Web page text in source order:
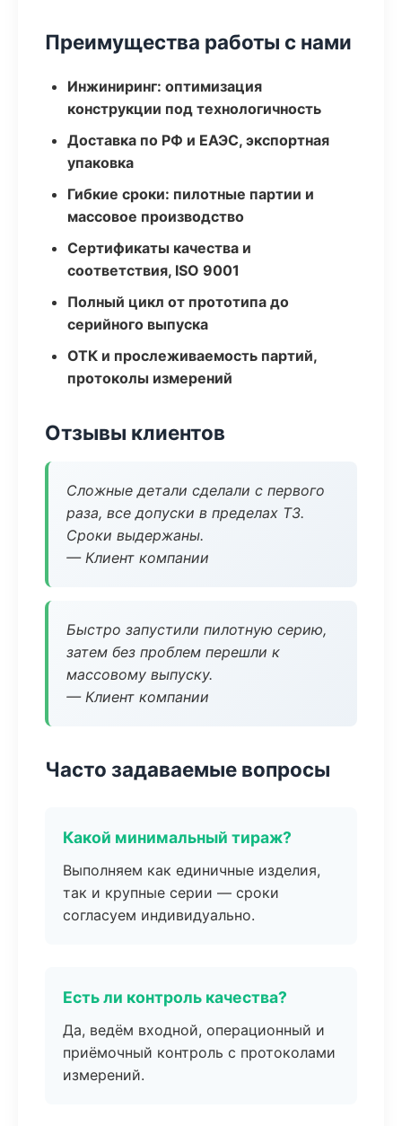
Преимущества работы с нами
Инжиниринг: оптимизация
конструкции под технологичность
Доставка по РФ и ЕАЭС, экспортная
упаковка
Гибкие сроки: пилотные партии и
массовое производство
Сертификаты качества и
соответствия, ISO 9001
Полный цикл от прототипа до
серийного выпуска
ОТК и прослеживаемость партий,
протоколы измерений
Отзывы клиентов
Сложные детали сделали с первого
раза, все допуски в пределах ТЗ.
Сроки выдержаны.
— Клиент компании
Быстро запустили пилотную серию,
затем без проблем перешли к
массовому выпуску.
— Клиент компании
Часто задаваемые вопросы
Какой минимальный тираж?
Выполняем как единичные изделия,
так и крупные серии — сроки
согласуем индивидуально.
Есть ли контроль качества?
Да, ведём входной, операционный и
приёмочный контроль с протоколами
измерений.